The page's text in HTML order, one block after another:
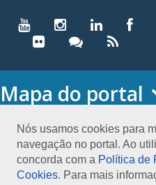
Nós usamos cookies para
navegação no portal. Ao
concorda com a Política de
Cookies. Para mais
Mapa do portal
O CONSELHO
Conselho Diretor
Nossa Sede
Planejamento